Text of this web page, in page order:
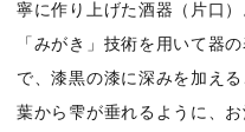
寧に作り上げた酒器（片口）
「みがき」技術を用いて器
で、漆黒の漆に深みを加える
葉から雫が垂れるように、